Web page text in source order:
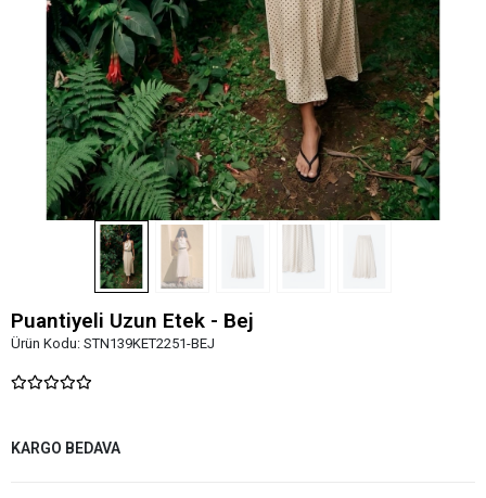
Puantiyeli Uzun Etek - Bej
Ürün Kodu: STN139KET2251-BEJ
KARGO BEDAVA